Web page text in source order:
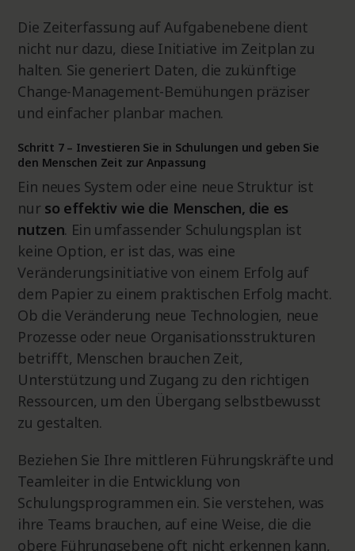
Die Zeiterfassung auf Aufgabenebene dient
nicht nur dazu, diese Initiative im Zeitplan zu
halten. Sie generiert Daten, die zukünftige
Change-Management-Bemühungen präziser
und einfacher planbar machen.
Schritt 7 – Investieren Sie in Schulungen und geben Sie
den Menschen Zeit zur Anpassung
Ein neues System oder eine neue Struktur ist
nur so effektiv wie die Menschen, die es
nutzen. Ein umfassender Schulungsplan ist
keine Option, er ist das, was eine
Veränderungsinitiative von einem Erfolg auf
dem Papier zu einem praktischen Erfolg macht.
Ob die Veränderung neue Technologien, neue
Prozesse oder neue Organisationsstrukturen
betrifft, Menschen brauchen Zeit,
Unterstützung und Zugang zu den richtigen
Ressourcen, um den Übergang selbstbewusst
zu gestalten.
Beziehen Sie Ihre mittleren Führungskräfte und
Teamleiter in die Entwicklung von
Schulungsprogrammen ein. Sie verstehen, was
ihre Teams brauchen, auf eine Weise, die die
obere Führungsebene oft nicht erkennen kann,